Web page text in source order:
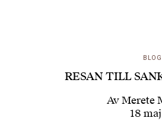
RESAN TILL
AvMerete
18